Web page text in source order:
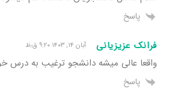
پاسخ
فرانک عزیزیانی آبان ۱۴, ۱۴۰۳ ۹:۲۰ ق٫ظ
واقعا عالی میشه دانشجو ترغیب به درس
پاسخ